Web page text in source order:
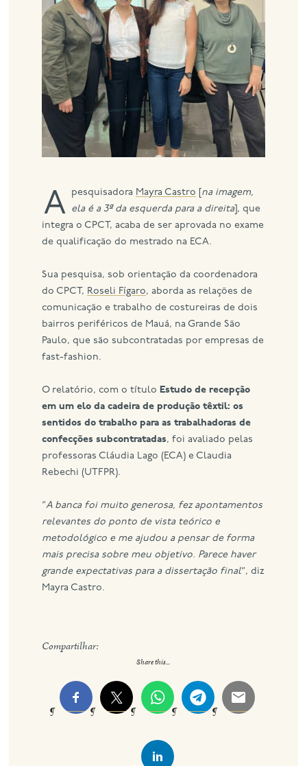
A pesquisadora Mayra Castro
na imagem,
ela é a 3ª da esquerda para a direita], que
integra o CPCT, acaba de ser aprovada no exame
de qualificação do mestrado na ECA.
Sua pesquisa, sob orientação da coordenadora
do CPCT, Roseli Fígaro, aborda as relações de
comunicação e trabalho de costureiras de dois
bairros periféricos de Mauá, na Grande São
Paulo, que são subcontratadas por empresas de
fast-fashion.
O relatório, com o títuloEstudo de recepção
em um elo da cadeira de produção têxtil: os
sentidos do trabalho para as trabalhadoras de
confecções subcontratadas, foi avaliado pelas
professoras Cláudia Lago (ECA) e Claudia
Rebechi (UTFPR).
“A banca foi muito generosa, fez apontamentos
relevantes do ponto de vista teórico e
metodológico e me ajudou a pensar de forma
mais precisa sobre meu objetivo. Parece haver
grande expectativas para a dissertação final“, diz
Mayra Castro.
Compartilhar:
Share this...